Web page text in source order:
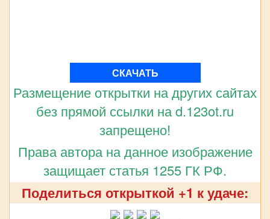
СКАЧАТЬ
Размещение открытки на других сайтах
без прямой ссылки на d.123ot.ru
запрещено!
Права автора на данное изображение
защищает статья 1255 ГК РФ.
Поделиться открыткой +1 к удаче: